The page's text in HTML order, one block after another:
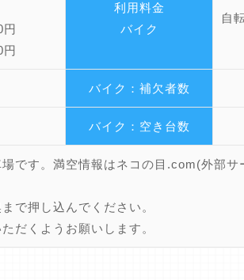
利用料金
バイク
自
バイク：補欠者数
バイク：空き台数
です。満空情報はネコの目.com(外部
で押し込んでください。
だくようお願いします。